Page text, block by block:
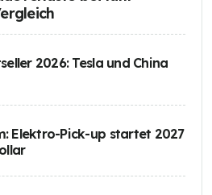
2026: Tesla und China
Elektro-Pick-up startet 2027